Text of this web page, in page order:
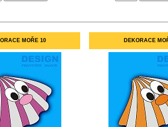
MOŘE 10 DEKORACE